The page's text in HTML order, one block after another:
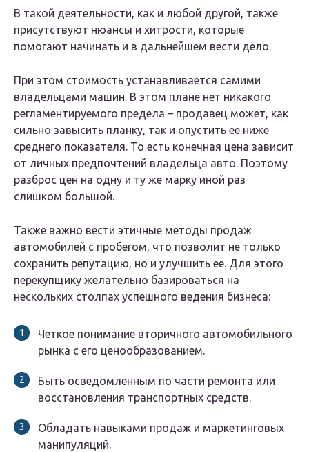
В такой деятельности, как и любой другой, также
присутствуют нюансы и хитрости, которые
помогают начинать и в дальнейшем вести дело.
При этом стоимость устанавливается самими
владельцами машин. В этом плане нет никакого
регламентируемого предела – продавец может, как
сильно завысить планку, так и опустить ее ниже
среднего показателя. То есть конечная цена зависит
от личных предпочтений владельца авто. Поэтому
разброс цен на одну и ту же марку иной раз
слишком большой.
Также важно вести этичные методы продаж
автомобилей с пробегом, что позволит не только
сохранить репутацию, но и улучшить ее. Для этого
перекупщику желательно базироваться на
нескольких столпах успешного ведения бизнеса:
Четкое понимание вторичного автомобильного
рынка с его ценообразованием.
Быть осведомленным по части ремонта или
восстановления транспортных средств.
Обладать навыками продаж и маркетинговых
манипуляций.